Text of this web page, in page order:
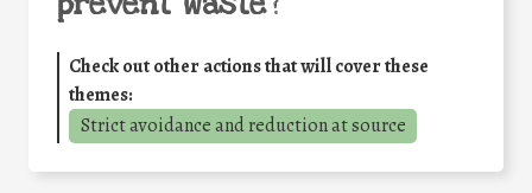
Check out other actions that will cover these
themes:
Strict avoidance and reduction at source